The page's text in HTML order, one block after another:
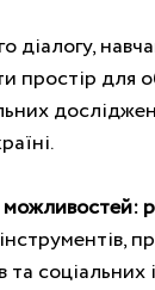
простір для
соціальних